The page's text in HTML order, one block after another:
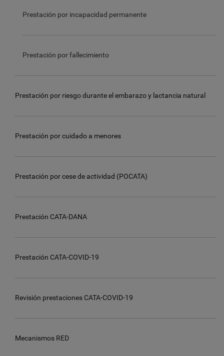
Prestación por incapacidad permanente
Prestación por fallecimiento
Prestación por riesgo durante el embarazo y lactancia natural
Prestación por cuidado a menores
Prestación por cese de actividad (POCATA)
Prestación CATA-DANA
Prestación CATA-COVID-19
Revisión prestaciones CATA-COVID-19
Mecanismos RED